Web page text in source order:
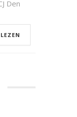
Den